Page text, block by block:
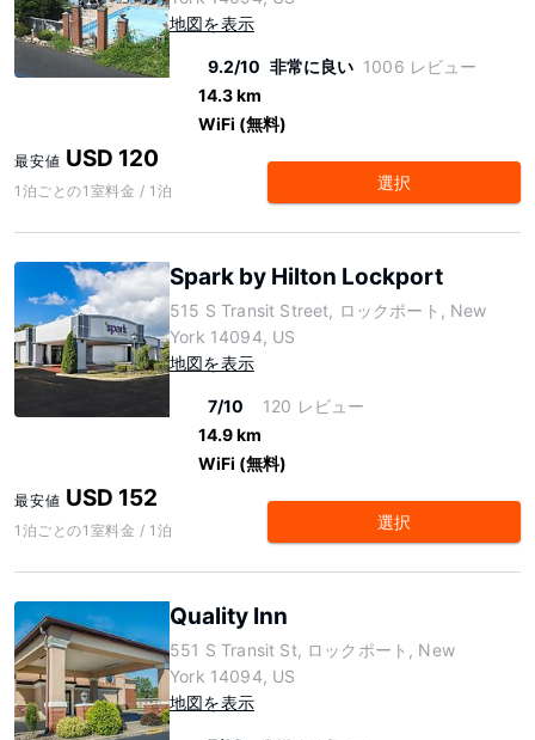
地図を表示
9.2/10 非常に良い 1006 レビュー
14.3 km
WiFi (無料)
最安値 USD 120
1泊ごとの1室料金 / 1泊 選択
Spark by Hilton Lockport
515 S Transit Street, ロックポート, New
York 14094, US
地図を表示
7/10
120 レビュー
14.9 km
WiFi (無料)
最安値 USD 152
1泊ごとの1室料金 / 1泊 選択
Quality Inn
551 S Transit St, ロックポート, New
York 14094, US
地図を表示